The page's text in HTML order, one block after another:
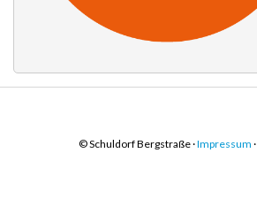
© Schuldorf Bergstraße ·Impressum ·